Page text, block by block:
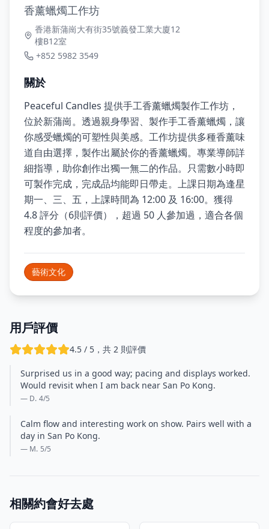
香薰蠟燭工作坊
香港新蒲崗大有街35號義發工業大廈12
樓B12室
+852 5982 3549
關於
Peaceful Candles 提供手工香薰蠟燭製作工作坊，
位於新蒲崗。透過親身學習、製作手工香薰蠟燭，讓
你感受蠟燭的可塑性與美感。工作坊提供多種香薰味
道自由選擇，製作出屬於你的香薰蠟燭。專業導師詳
細指導，助你創作出獨一無二的作品。只需數小時即
可製作完成，完成品均能即日帶走。上課日期為逢星
期一、三、五，上課時間為 12:00 及 16:00。獲得
4.8 評分（6則評價），超過 50 人參加過，適合各個
程度的參加者。
藝術文化
用戶評價
4.5 / 5，共 2 則評價
Surprised us in a good way; pacing and displays worked.
Would revisit when I am back near San Po Kong.
— D. 4/5
Calm flow and interesting work on show. Pairs well with a
day in San Po Kong.
— M. 5/5
相關約會好去處